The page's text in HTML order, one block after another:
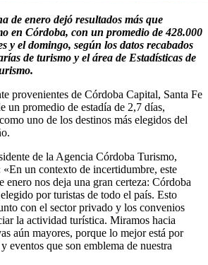
en Córdoba, con un promedio de 428.000
y el domingo, según los datos recabados
de turismo y el área de Estadísticas de
provenientes de Córdoba Capital, Santa Fe
promedio de estadía de 2,7 días,
uno de los destinos más elegidos del
de la Agencia Córdoba Turismo,
un contexto de incertidumbre, este
enero nos deja una gran certeza: Córdoba
por turistas de todo el país. Esto
con el sector privado y los convenios
la actividad turística. Miramos hacia
aún mayores, porque lo mejor está por
eventos que son emblema de nuestra